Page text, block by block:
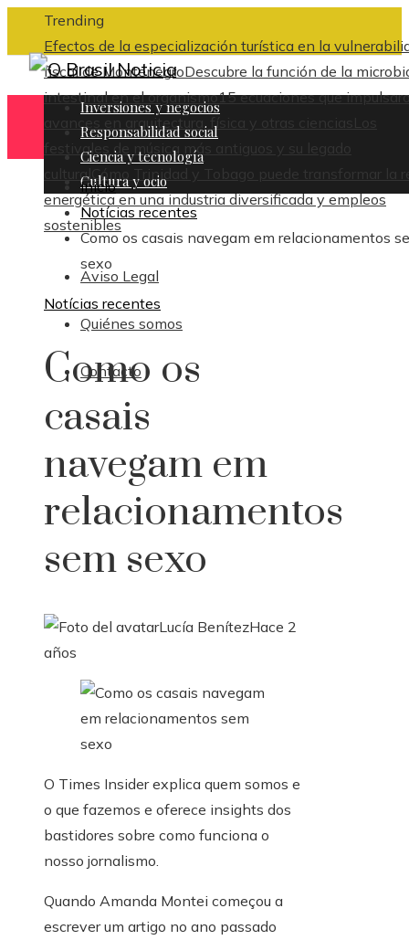
Trending
Efectos de la especialización turística en la
fiscal de MontenegroDescubre la función de la
intestinal en el organismo15 ecuaciones que
avances en arquitectura, física y otras ciencias
Los
festivales de música más antiguos y su legado
cultural Cómo Trinidad y Tobago puede transformar la
energética en una industria diversificada y empleos
sostenibles
Aviso Legal
Quiénes somos
Contacto
Inversiones y negocios
Responsabilidad social
Ciencia y tecnología
Cultura y ocio
Inicio
Notícias recentes
Como os casais navegam em relacionamentos
sexo
Notícias recentes
Como os
casais
navegam em
relacionamentos
sem sexo
Lucía BenítezHace 2
años
O Times Insider explica quem somos e
o que fazemos e oferece insights dos
bastidores sobre como funciona o
nosso jornalismo.
Quando Amanda Montei começou a
escrever um artigo no ano passado